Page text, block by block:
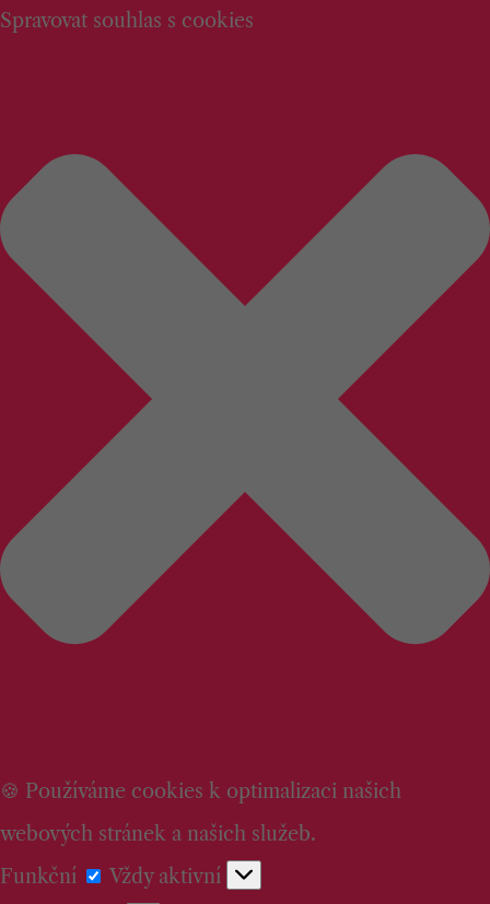
Spravovat souhlas s cookies
🍪 Používáme cookies k optimalizaci našich
webových stránek a našich služeb.
Funkční
Funkční
Vždy aktivní